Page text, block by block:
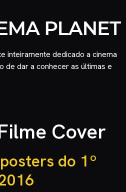
inteiramente dedicado a cinema
de dar a conhecer as últimas e
Cover
do 1º